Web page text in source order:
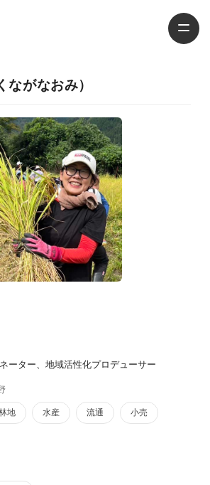
ながなおみ）
ーター、地域活性化プロデューサー
地 水産 流通 小売